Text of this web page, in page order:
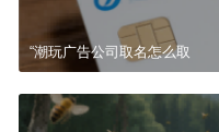
“潮玩广告公司取名怎么取